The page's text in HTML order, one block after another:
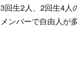
3回生2人、2回生4人
メンバーで自由人が